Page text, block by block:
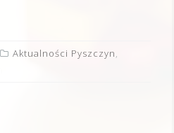
Aktualności Pyszczyn,